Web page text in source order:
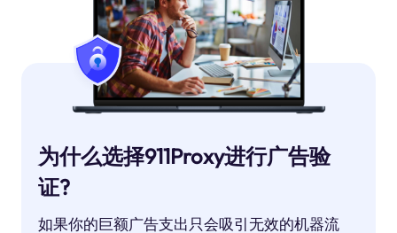
为什么选择911Proxy进行广告验
证?
如果你的巨额广告支出只会吸引无效的机器流